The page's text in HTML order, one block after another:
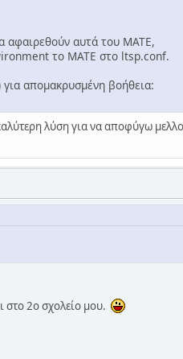
αφαιρεθούν αυτά του MATE,
το MATE στο ltsp.conf.
για απομακρυσμένη βοήθεια:
λύση για να αποφύγω
στο 2ο σχολείο μου.